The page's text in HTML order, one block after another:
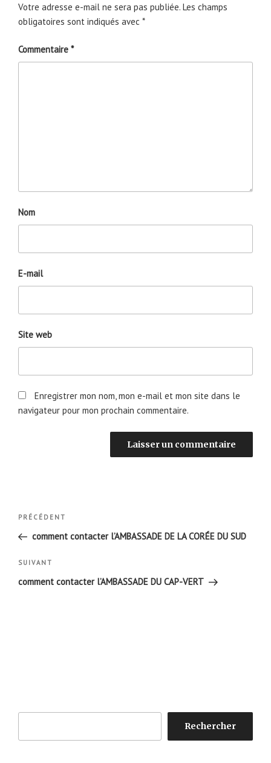
Votre adresse e-mail ne sera pas publiée. Les champs
obligatoires sont indiqués avec *
Commentaire *
Nom
E-mail
Site web
Enregistrer mon nom, mon e-mail et mon site dans le
navigateur pour mon prochain commentaire.
Navigation
l’article
Article
précédent
PRÉCÉDENT
comment contacter l’AMBASSADE DE LA CORÉE DU SUD
Article
suivant
SUIVANT
comment contacter l’AMBASSADE DU CAP-VERT
Rechercher